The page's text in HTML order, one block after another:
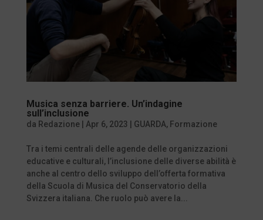
Musica senza barriere. Un’indagine
sull’inclusione
da Redazione| Apr 6, 2023 | GUARDA, Formazione
Tra i temi centrali delle agende delle organizzazioni
educative e culturali, l’inclusione delle diverse abilità è
anche al centro dello sviluppo dell’offerta formativa
della Scuola di Musica del Conservatorio della
Svizzera italiana. Che ruolo può avere la...